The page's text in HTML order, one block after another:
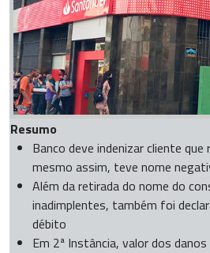
Resumo
Banco deve indenizar cliente que
mesmo assim, teve nome
Além da retirada do nome do
inadimplentes, também foi
débito
Em 2ª Instância, valor dos